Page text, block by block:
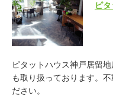
ピ
ピタットハウス神戸居留
も取り扱っております。
ださい。